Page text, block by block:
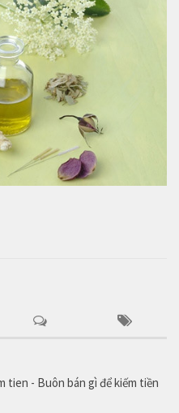
tien - Buôn bán gì để kiếm tiền